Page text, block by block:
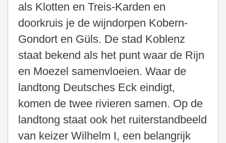
als Klotten en Treis-Karden en
doorkruis je de wijndorpen Kobern-
Gondort en Güls. De stad Koblenz
staat bekend als het punt waar de Rijn
en Moezel samenvloeien. Waar de
landtong Deutsches Eck eindigt,
komen de twee rivieren samen. Op de
landtong staat ook het ruiterstandbeeld
van keizer Wilhelm I, een belangrijk